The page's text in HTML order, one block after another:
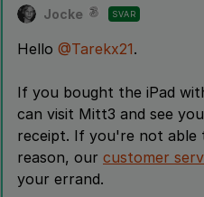
Jocke SVAR
Hello @Tarekx21.
If you bought the iPad
can visit Mitt3 and see
receipt. If you're not
reason, our customer
your errand.